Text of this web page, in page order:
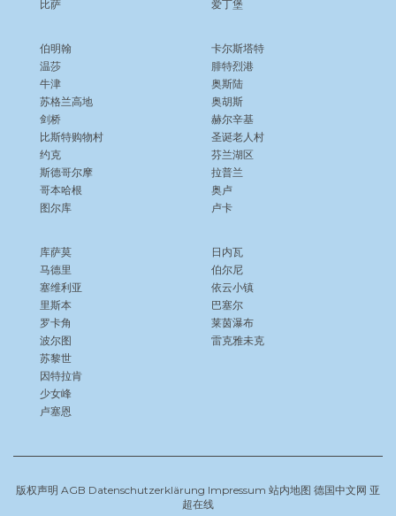
比萨
爱丁堡
伯明翰
温莎
牛津
苏格兰高地
剑桥
比斯特购物村
约克
斯德哥尔摩
哥本哈根
图尔库
卡尔斯塔特
腓特烈港
奥斯陆
奥胡斯
赫尔辛基
圣诞老人村
芬兰湖区
拉普兰
奥卢
卢卡
库萨莫
马德里
塞维利亚
里斯本
罗卡角
波尔图
苏黎世
因特拉肯
少女峰
卢塞恩
日内瓦
伯尔尼
依云小镇
巴塞尔
莱茵瀑布
雷克雅未克
版权声明 AGB Datenschutzerklärung Impressum 站内地图 德国中文网 亚
超在线